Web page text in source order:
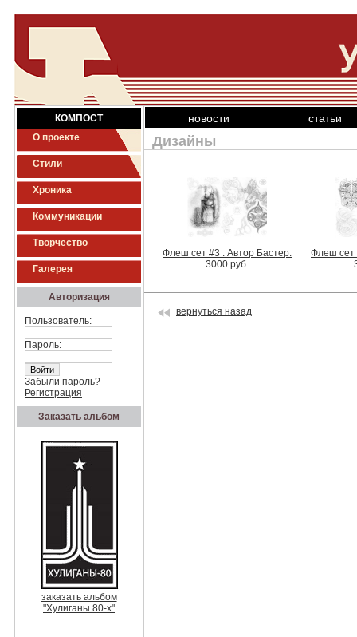
КОМПОСТ
О проекте
Стили
Хроника
Коммуникации
Творчество
Галерея
Авторизация
Пользователь:
Пароль:
Забыли пароль?
Регистрация
Заказать альбом
заказать альбом
"Хулиганы 80-х"
новости статьи
Дизайны
Флеш сет #3 . Автор Бастер.
3000 руб.
Флеш сет
вернуться назад